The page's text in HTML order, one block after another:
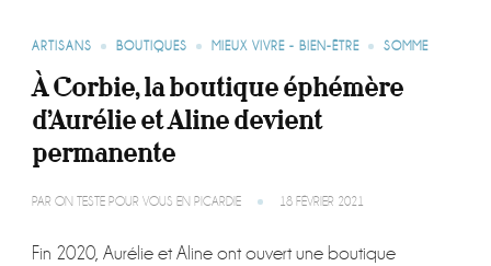
ARTISANS BOUTIQUES MIEUX VIVRE - BIEN-ÊTRE SOMME
À Corbie, la boutique éphémère
d’Aurélie et Aline devient
permanente
PAR ON TESTE POUR VOUS EN PICARDIE 18 FÉVRIER 2021
Fin 2020, Aurélie et Aline ont ouvert une boutique